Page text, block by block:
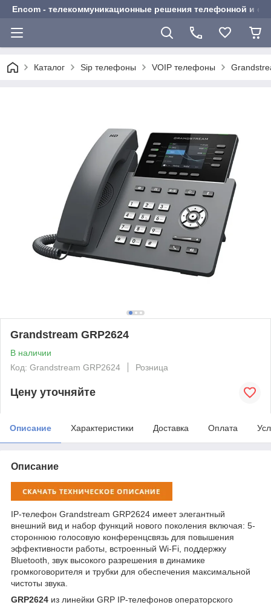
Encom - телекоммуникационные решения телефонной и
Каталог Sip телефоны VOIP телефоны
Grandstream GRP2624
В наличии
Код: Grandstream GRP2624
Розница
Цену уточняйте
Описание Характеристики Доставка Оплата
Описание
IP-телефон Grandstream GRP2624 имеет элегантный
внешний вид и набор функций нового поколения включая: 5-
стороннюю голосовую конференцсвязь для повышения
эффективности работы, встроенный Wi-Fi, поддержку
Bluetooth, звук высокого разрешения в динамике
громкоговорителя и трубки для обеспечения максимальной
чистоты звука.
GRP2624 из линейки GRP IP-телефонов операторского